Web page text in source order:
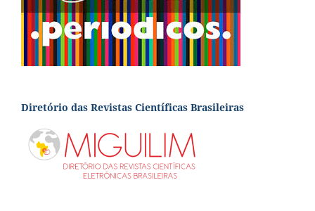
Diretório das Revistas Científicas Brasileiras